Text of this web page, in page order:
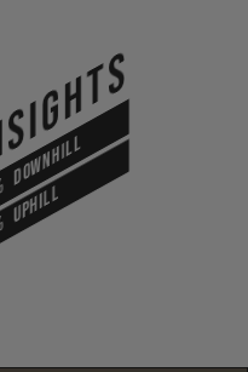
DOWNHILL
UPHILL